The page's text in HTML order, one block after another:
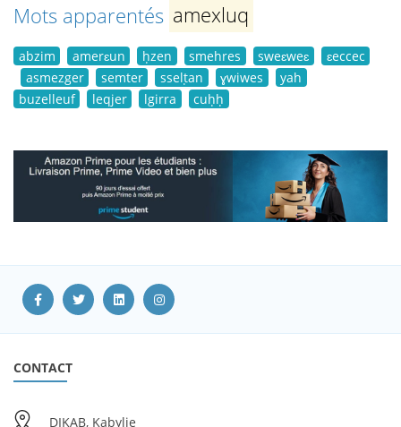
Mots apparentés amexluq
abzim amerɛun ḥzen smehres sweɛweɛ
ɛeccec
asmezger
semter sselṭan ɣwiwes
yah
buzelleuf
leqjer lgirra cuḥḥ
CONTACT
DIKAB, Kabylie